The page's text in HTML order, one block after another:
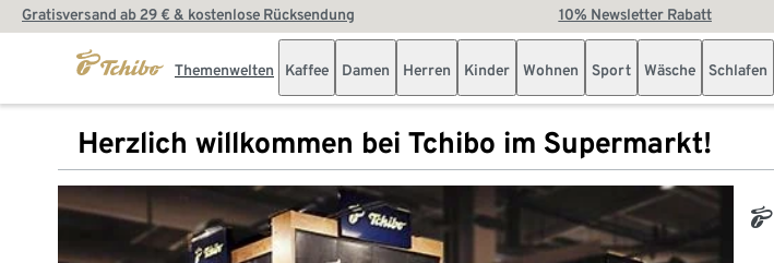
Gratisversand ab 29 € & kostenlose Rücksendung 10% Newsletter Rabatt
Themenwelten Kaffee Damen Herren Kinder Wohnen Sport Wäsche Schlafen
Herzlich willkommen bei Tchibo im Supermarkt!
tchibo_logo